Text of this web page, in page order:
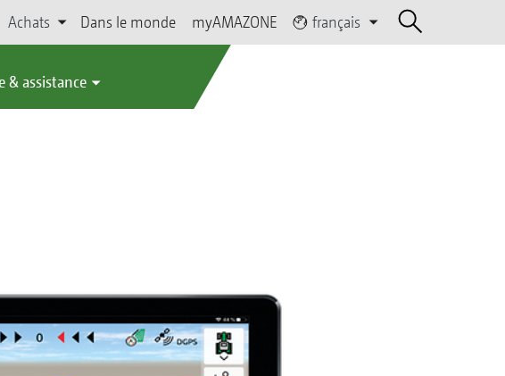
Achats Dans le monde myAMAZONE français
& assistance